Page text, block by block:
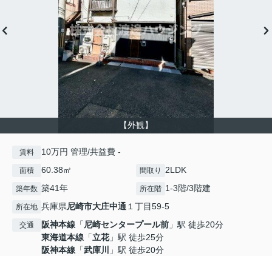
【外観】
賃料 10万円 管理/共益費 -
面積 60.38㎡ 間取り 2LDK
築年数 築41年 所在階 1-3階/3階建
所在地 兵庫県尼崎市大庄中通１丁目59-5
交通 阪神本線 「尼崎センタープール前 」駅 徒歩20分
東海道本線 「立花」駅 徒歩25分
阪神本線 「武庫川 」駅 徒歩20分